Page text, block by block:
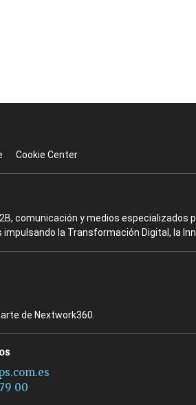
Cookie Center
comunicación y medios
la Transformación Digital, la
de Nextwork360.
00